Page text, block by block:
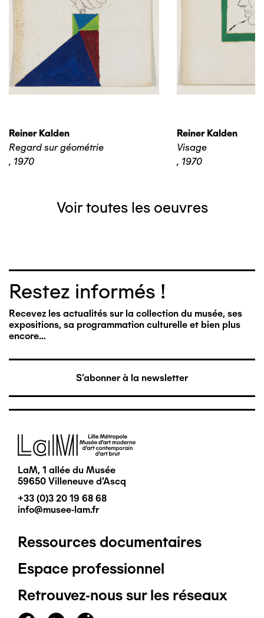
Reiner Kalden
Regard sur géométrie
, 1970
Reiner Kalden
Visage
, 1970
Voir toutes les oeuvres
Restez informés !
Recevez les actualités sur la collection du musée, ses
expositions, sa programmation culturelle et bien plus
encore…
S'abonner à la newsletter
Image
LaM, 1 allée du Musée
59650 Villeneuve d'Ascq
+33 (0)3 20 19 68 68
info@musee-lam.fr
Pied
de
page
Ressources documentaires
Espace professionnel
Retrouvez-nous sur les réseaux